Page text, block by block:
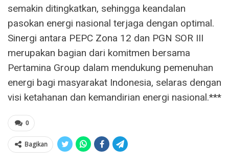
semakin ditingkatkan, sehingga keandalan
pasokan energi nasional terjaga dengan optimal.
Sinergi antara PEPC Zona 12 dan PGN SOR III
merupakan bagian dari komitmen bersama
Pertamina Group dalam mendukung pemenuhan
energi bagi masyarakat Indonesia, selaras dengan
visi ketahanan dan kemandirian energi nasional.***
0
Bagikan